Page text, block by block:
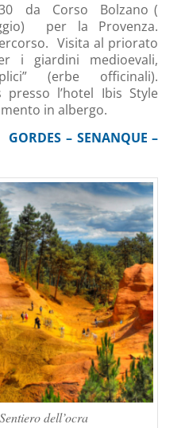
da Corso Bolzano (
per la Provenza.
Visita al priorato
i giardini medioevali,
(erbe officinali).
presso l’hotel Ibis Style
in albergo.
– SENANQUE –
Sentiero dell’ocra